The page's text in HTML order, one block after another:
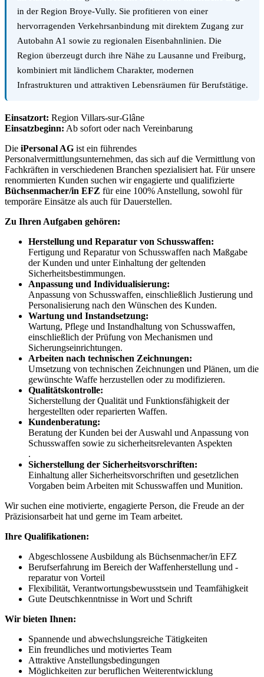
in der Region Broye-Vully. Sie profitieren von einer
hervorragenden Verkehrsanbindung mit direktem Zugang zur
Autobahn A1 sowie zu regionalen Eisenbahnlinien. Die
Region überzeugt durch ihre Nähe zu Lausanne und Freiburg,
kombiniert mit ländlichem Charakter, modernen
Infrastrukturen und attraktiven Lebensräumen für Berufstätige.
Einsatzort: Region Villars-sur-Glâne
Einsatzbeginn: Ab sofort oder nach Vereinbarung
Die iPersonal AG ist ein führendes
Personalvermittlungsunternehmen, das sich auf die Vermittlung von
Fachkräften in verschiedenen Branchen spezialisiert hat. Für unsere
renommierten Kunden suchen wir engagierte und qualifizierte
Büchsenmacher/in EFZ für eine 100% Anstellung, sowohl für
temporäre Einsätze als auch für Dauerstellen.
Zu Ihren Aufgaben gehören:
Herstellung und Reparatur von Schusswaffen:
Fertigung und Reparatur von Schusswaffen nach Maßgabe
der Kunden und unter Einhaltung der geltenden
Sicherheitsbestimmungen.
Anpassung und Individualisierung:
Anpassung von Schusswaffen, einschließlich Justierung und
Personalisierung nach den Wünschen des Kunden.
Wartung und Instandsetzung:
Wartung, Pflege und Instandhaltung von Schusswaffen,
einschließlich der Prüfung von Mechanismen und
Sicherungseinrichtungen.
Arbeiten nach technischen Zeichnungen:
Umsetzung von technischen Zeichnungen und Plänen, um die
gewünschte Waffe herzustellen oder zu modifizieren.
Qualitätskontrolle:
Sicherstellung der Qualität und Funktionsfähigkeit der
hergestellten oder reparierten Waffen.
Kundenberatung:
Beratung der Kunden bei der Auswahl und Anpassung von
Schusswaffen sowie zu sicherheitsrelevanten Aspekten
.
Sicherstellung der Sicherheitsvorschriften:
Einhaltung aller Sicherheitsvorschriften und gesetzlichen
Vorgaben beim Arbeiten mit Schusswaffen und Munition.
Wir suchen eine motivierte, engagierte Person, die Freude an der
Präzisionsarbeit hat und gerne im Team arbeitet.
Ihre Qualifikationen:
Abgeschlossene Ausbildung als Büchsenmacher/in EFZ
Berufserfahrung im Bereich der Waffenherstellung und -
reparatur von Vorteil
Flexibilität, Verantwortungsbewusstsein und Teamfähigkeit
Gute Deutschkenntnisse in Wort und Schrift
Wir bieten Ihnen:
Spannende und abwechslungsreiche Tätigkeiten
Ein freundliches und motiviertes Team
Attraktive Anstellungsbedingungen
Möglichkeiten zur beruflichen Weiterentwicklung